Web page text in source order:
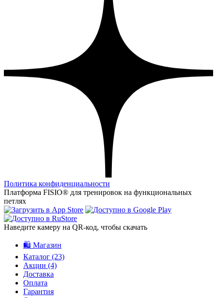
Политика конфиденциальности
Платформа FISIO® для тренировок на функциональных
петлях
Наведите камеру на QR‑код, чтобы скачать
🛍️ Магазин
Каталог (23)
Акции (4)
Доставка
Оплата
Гарантия